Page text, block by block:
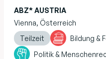
ABZ* AUSTRIA
Vienna, Österreich
Teilzeit
Bildung &
Politik &